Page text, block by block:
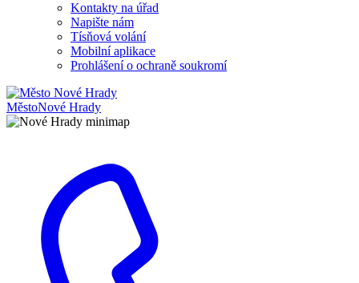
Kontakty na úřad
Napište nám
Tísňová volání
Mobilní aplikace
Prohlášení o ochraně soukromí
MěstoNové Hrady